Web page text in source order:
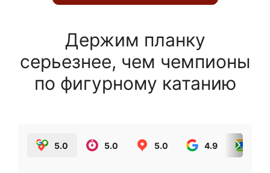
Держим планку
серьезнее, чем чемпионы
по фигурному катанию
5.0 5.0 5.0 4.9